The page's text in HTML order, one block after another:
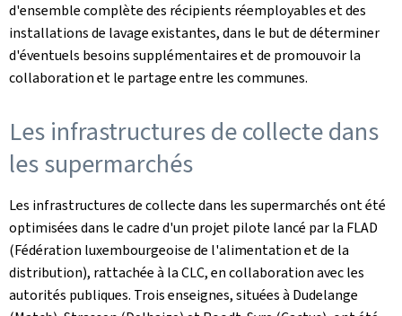
d'ensemble complète des récipients réemployables et des
installations de lavage existantes, dans le but de déterminer
d'éventuels besoins supplémentaires et de promouvoir la
collaboration et le partage entre les communes.
Les infrastructures de collecte dans
les supermarchés
Les infrastructures de collecte dans les supermarchés ont été
optimisées dans le cadre d'un projet pilote lancé par la FLAD
(Fédération luxembourgeoise de l'alimentation et de la
distribution), rattachée à la CLC, en collaboration avec les
autorités publiques. Trois enseignes, situées à Dudelange